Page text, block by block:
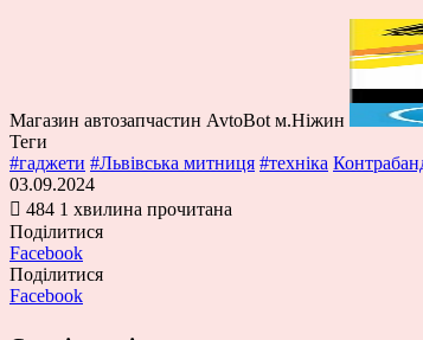
Магазин автозапчастин AvtoBot м.Ніжин
Теги
#гаджети #Львівська митниця #техніка
03.09.2024
484 1 хвилина прочитана
Поділитися
Facebook
Поділитися
Facebook